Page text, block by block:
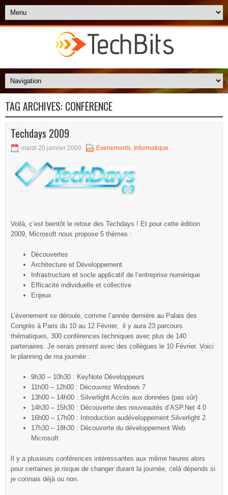
TAG ARCHIVES: CONFÉRENCE
Techdays 2009
mardi 20 janvier 2009 Evenements, Informatique
Voilà, c’est bientôt le retour des Techdays ! Et pour cette édition
2009, Microsoft nous propose 5 thèmes :
Découvertes
Architecture et Développement
Infrastructure et socle applicatif de l’entreprise numérique
Efficacité individuelle et collective
Enjeux
L’évenement se déroule, comme l’année dernière au Palais des
Congrès à Paris du 10 au 12 Février, il y aura 23 parcours
thématiques, 300 conférences techniques avec plus de 140
partenaires. Je serais présent avec des collègues le 10 Février. Voici
le planning de ma journée :
9h30 – 10h30 : KeyNote Développeurs
11h00 – 12h00 : Découvrez Windows 7
13h00 – 14h00 : Silverlight Accès aux données (pas sûr)
14h30 – 15h30 : Découverte des nouveautés d’ASP.Net 4.0
16h00 – 17h00 : Introduction audéveloppement Silverlight 2
17h30 – 18h30 : Découverte du développement Web
Microsoft
Il y a plusieurs conférences intéressantes aux même heures alors
pour certaines je risque de changer durant la journée, celà dépends si
je connais déjà ou non.